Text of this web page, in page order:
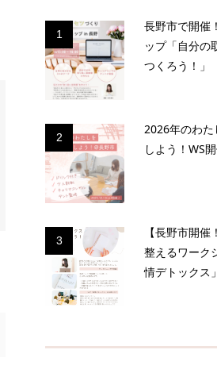
1
長野市で開催
ップ「自分の
つくろう！」
2
2026年のわた
しよう！WS
3
【長野市開
整えるワーク
情デトックス